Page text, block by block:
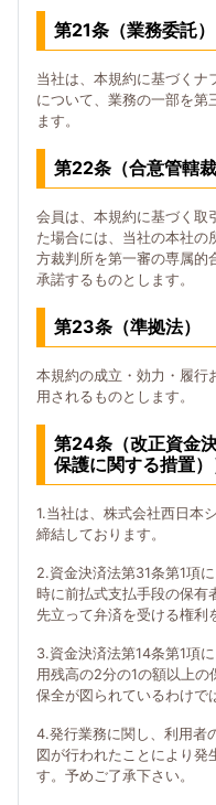
第21条（業務委託）
当社は、本規約に基づくナ
について、業務の一部を第
ます。
第22条（合意管轄裁
会員は、本規約に基づく取
た場合には、当社の本社の
方裁判所を第一審の専属的
承諾するものとします。
第23条（準拠法）
本規約の成立・効力・履行
用されるものとします。
第24条（改正資金
保護に関する措置）
1.当社は、株式会社西日本
締結しております。
2.資金決済法第31条第1項
時に前払式支払手段の保有
先立って弁済を受ける権利
3.資金決済法第14条第1項
用残高の2分の1の額以上
保全が図られているわけで
4.発行業務に関し、利用者
図が行われたことにより発
す。予めご了承下さい。